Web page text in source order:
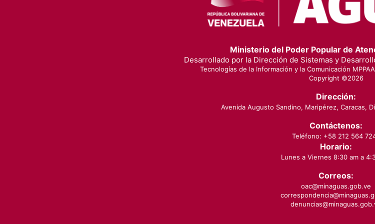
Ministerio del Poder Popular de
Desarrollado por la Dirección de Sistemas y
Tecnologías de la Información y la Comunicación MPPAA
Copyright ©2026
Dirección:
Avenida Augusto Sandino, Maripérez, Caracas,
Contáctenos:
Teléfono: +58 212 564
Horario:
Lunes a Viernes 8:30 am a
Correos:
oac@minaguas.gob.ve